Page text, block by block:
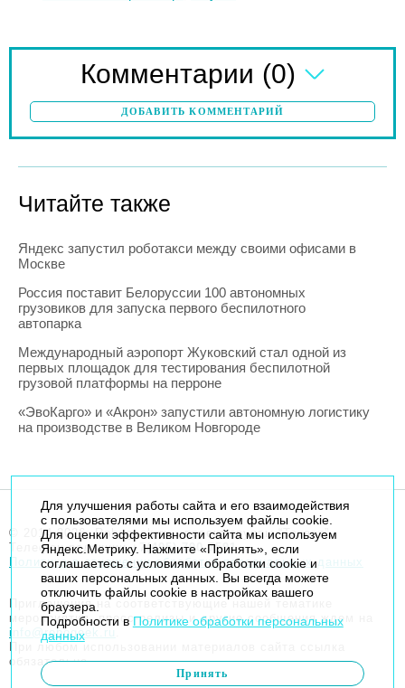
Комментарии (0)
ДОБАВИТЬ КОММЕНТАРИЙ
Читайте также
Яндекс запустил роботакси между своими офисами в
Москве
Россия поставит Белоруссии 100 автономных
грузовиков для запуска первого беспилотного
автопарка
Международный аэропорт Жуковский стал одной из
первых площадок для тестирования беспилотной
грузовой платформы на перроне
«ЭвоКарго» и «Акрон» запустили автономную логистику
на производстве в Великом Новгороде
© 2014-2026. Robogeek.ru - проект группы “Текарт”.
Телефон редакции+7(495) 790-7591
Политика в отношении обработки персональных данных
Приглашения на соответствующие нашей тематике
мероприятия, пресс-релизы и другие сообщения ждем на
info@robogeek.ru
При любом использовании материалов сайта ссылка
обязательна.
Для улучшения работы сайта и его взаимодействия
с пользователями мы используем файлы cookie.
Для оценки эффективности сайта мы используем
Яндекс.Метрику. Нажмите «Принять», если
соглашаетесь с условиями обработки cookie и
ваших персональных данных. Вы всегда можете
отключить файлы cookie в настройках вашего
браузера.
Подробности в Политике обработки персональных
данных
Принять